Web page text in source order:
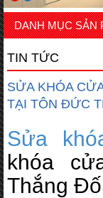
DANH MỤC SẢN
TIN TỨC
SỬA KHÓA
TẠI TÔN ĐỨC
Sửa
khóa
Thắng